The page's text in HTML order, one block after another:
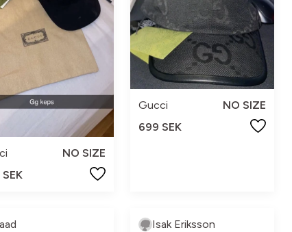
NO SIZE
Gucci
NO SIZE
699 SEK
Isak Eriksson